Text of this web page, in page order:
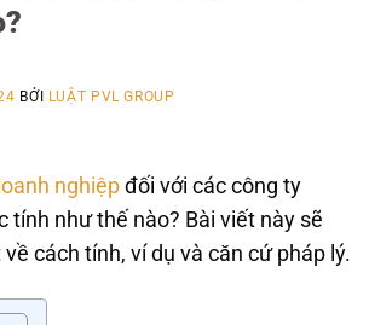
BỞI LUẬT PVL GROUP
nghiệp đối với các công ty
tính như thế nào? Bài viết này sẽ
cách tính, ví dụ và căn cứ pháp lý.